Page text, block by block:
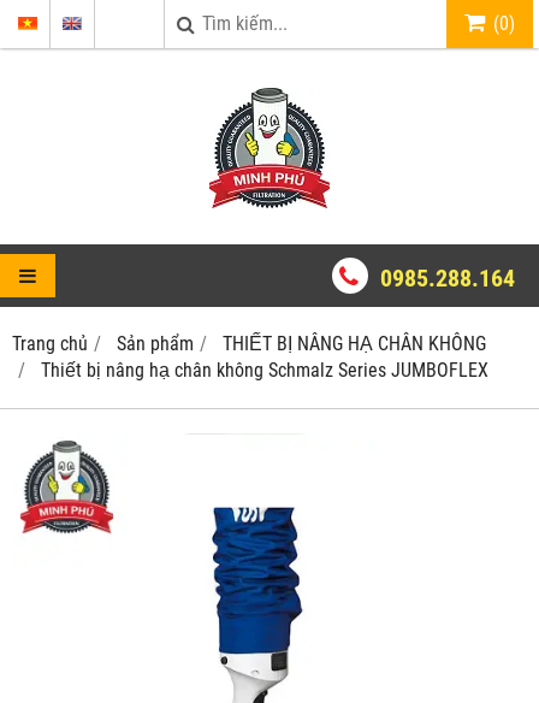
(0)
0985.288.164
Trang chủ Sản phẩm
THIẾT BỊ NÂNG HẠ CHÂN KHÔNG
Thiết bị nâng hạ chân không Schmalz Series JUMBOFLEX